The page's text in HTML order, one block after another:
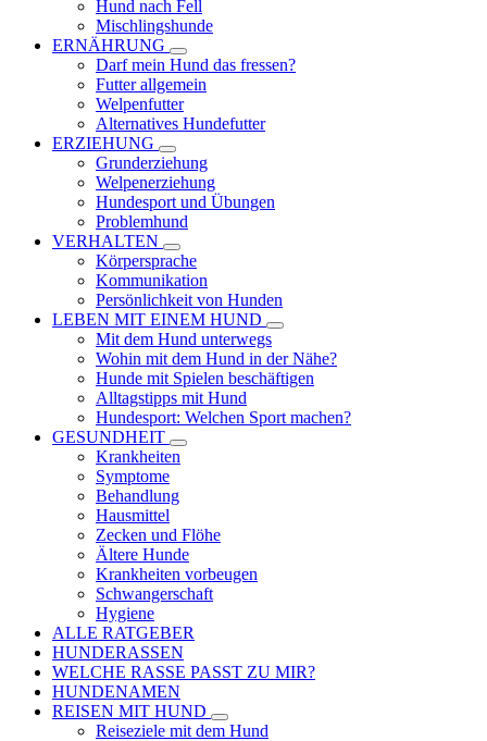
Hund nach Fell
Mischlingshunde
ERNÄHRUNG
Darf mein Hund das fressen?
Futter allgemein
Welpenfutter
Alternatives Hundefutter
ERZIEHUNG
Grunderziehung
Welpenerziehung
Hundesport und Übungen
Problemhund
VERHALTEN
Körpersprache
Kommunikation
Persönlichkeit von Hunden
LEBEN MIT EINEM HUND
Mit dem Hund unterwegs
Wohin mit dem Hund in der Nähe?
Hunde mit Spielen beschäftigen
Alltagstipps mit Hund
Hundesport: Welchen Sport machen?
GESUNDHEIT
Krankheiten
Symptome
Behandlung
Hausmittel
Zecken und Flöhe
Ältere Hunde
Krankheiten vorbeugen
Schwangerschaft
Hygiene
ALLE RATGEBER
HUNDERASSEN
WELCHE RASSE PASST ZU MIR?
HUNDENAMEN
REISEN MIT HUND
Reiseziele mit dem Hund